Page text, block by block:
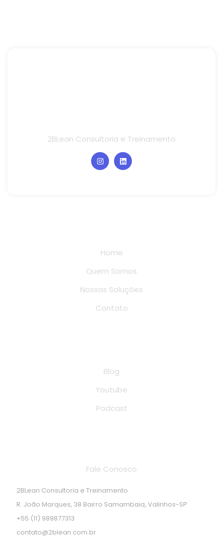
2BLean Consultoria e Treinamento
Home
Quem Somos
Nossas Soluções
Contato
Blog
Youtube
Podcast
Fale Conosco
2BLean Consultoria e Treinamento
R. João Marques, 38 Bairro Samambaia, Valinhos-SP
+55 (11) 989877313
contato@2blean.com.br